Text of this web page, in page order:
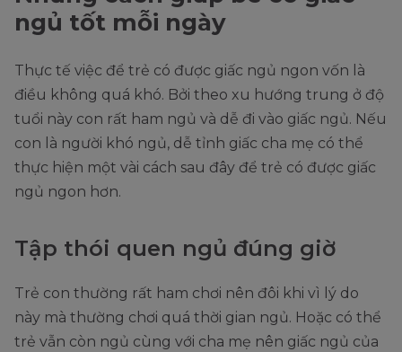
ngủ tốt mỗi ngày
Thực tế việc để trẻ có được giấc ngủ ngon vốn là
điều không quá khó. Bởi theo xu hướng trung ở độ
tuổi này con rất ham ngủ và dễ đi vào giấc ngủ. Nếu
con là người khó ngủ, dễ tỉnh giấc cha mẹ có thể
thực hiện một vài cách sau đây để trẻ có được giấc
ngủ ngon hơn.
Tập thói quen ngủ đúng giờ
Trẻ con thường rất ham chơi nên đôi khi vì lý do
này mà thường chơi quá thời gian ngủ. Hoặc có thể
trẻ vẫn còn ngủ cùng với cha mẹ nên giấc ngủ của